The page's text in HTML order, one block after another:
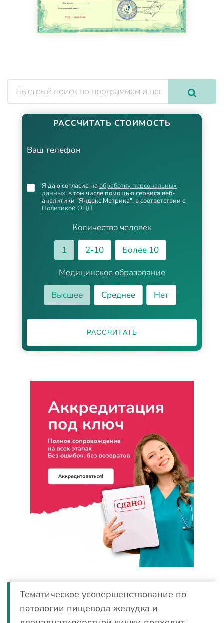
РАССЧИТАТЬ СТОИМОСТЬ
Ваш телефон
Количество человек
1
2-10
Более 10
Медицинское образование
Высшее
Среднее Нет
Я даю согласие на обработку персональных
данных, в том числе помощью сервиса веб-
аналитики "Яндекс.Метрика", в соответствии с
Политикой ОПД
РАССЧИТАТЬ
Тематическое усовершенствование по
патологии пищевода желудка и